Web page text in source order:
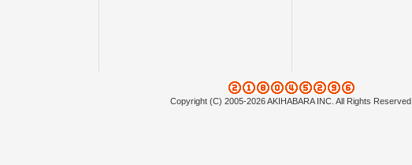
Copyright (C) 2005-2026 AKIHABARA INC. All Rights Reserved.